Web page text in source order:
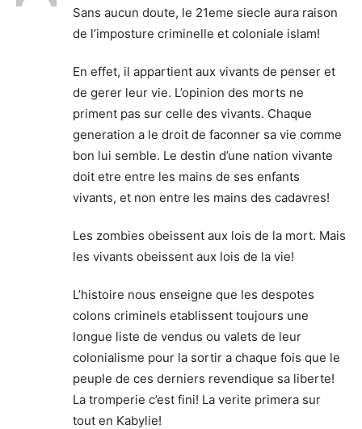
Sans aucun doute, le 21eme siecle aura raison
de l’imposture criminelle et coloniale islam!
En effet, il appartient aux vivants de penser et
de gerer leur vie. L’opinion des morts ne
priment pas sur celle des vivants. Chaque
generation a le droit de faconner sa vie comme
bon lui semble. Le destin d’une nation vivante
doit etre entre les mains de ses enfants
vivants, et non entre les mains des cadavres!
Les zombies obeissent aux lois de la mort. Mais
les vivants obeissent aux lois de la vie!
L’histoire nous enseigne que les despotes
colons criminels etablissent toujours une
longue liste de vendus ou valets de leur
colonialisme pour la sortir a chaque fois que le
peuple de ces derniers revendique sa liberte!
La tromperie c’est fini! La verite primera sur
tout en Kabylie!